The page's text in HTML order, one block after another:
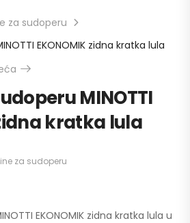
za sudoperu
EKONOMIK zidna kratka lula
MINOTTI
kratka lula
za sudoperu
EKONOMIK zidna kratka lula u